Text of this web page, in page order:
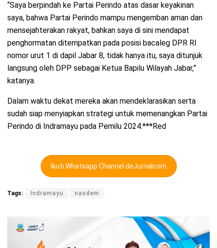
“Saya berpindah ke Partai Perindo atas dasar keyakinan
saya, bahwa Partai Perindo mampu mengemban aman dan
mensejahterakan rakyat, bahkan saya di sini mendapat
penghormatan ditempatkan pada posisi bacaleg DPR RI
nomor urut 1 di dapil Jabar 8, tidak hanya itu, saya ditunjuk
langsung oleh DPP sebagai Ketua Bapilu Wilayah Jabar,”
katanya.
Dalam waktu dekat mereka akan mendeklarasikan serta
sudah siap menyiapkan strategi untuk memenangkan Partai
Perindo di Indramayu pada Pemilu 2024.***Red
Ikuti Whatsapp Channel deJurnalcom
Tags: Indramayu nasdem